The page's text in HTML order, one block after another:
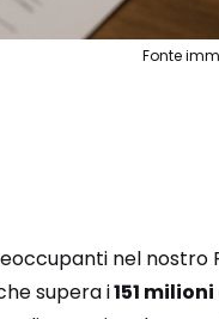
Fonte
nel nostro
supera i151